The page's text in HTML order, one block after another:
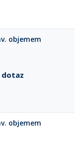
objemem
dotaz
objemem